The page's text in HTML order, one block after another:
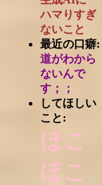
ハマりすぎ
ないこと
最近の口癖:
道がわから
ないんで
す；；
してほしい
こと:
ほこ
ほこ